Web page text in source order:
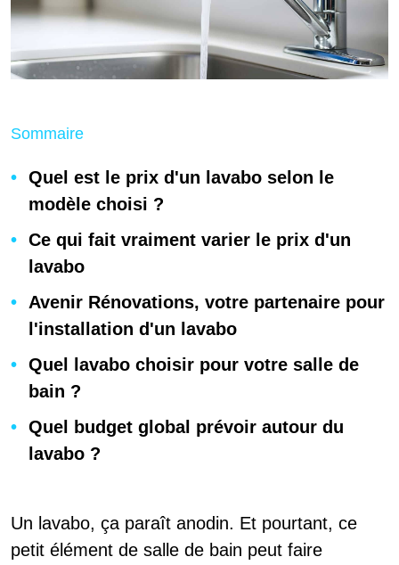
Sommaire
Quel est le prix d'un lavabo selon le
modèle choisi ?
Ce qui fait vraiment varier le prix d'un
lavabo
Avenir Rénovations, votre partenaire pour
l'installation d'un lavabo
Quel lavabo choisir pour votre salle de
bain ?
Quel budget global prévoir autour du
lavabo ?
Un lavabo, ça paraît anodin. Et pourtant, ce
petit élément de salle de bain peut faire